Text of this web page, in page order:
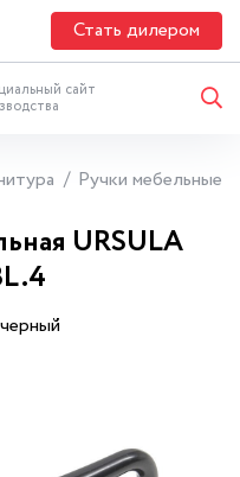
Стать дилером
сайт
Ручки мебельные
URSULA